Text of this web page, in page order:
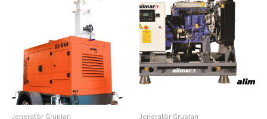
Jeneratör Grupları Jeneratör Grupları